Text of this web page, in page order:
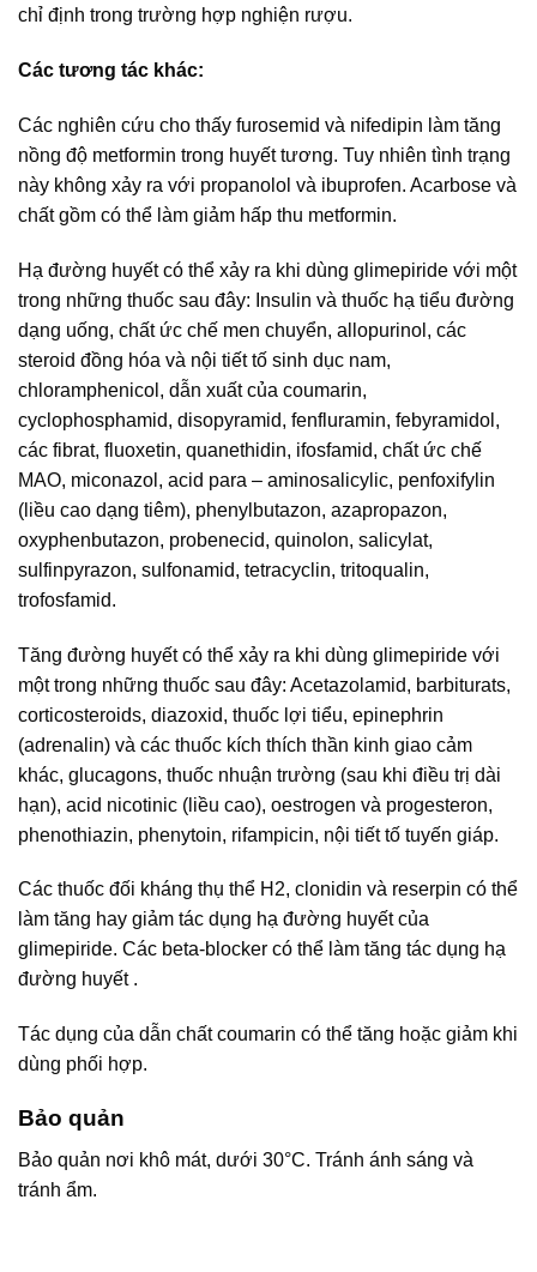
chỉ định trong trường hợp nghiện rượu.
Các tương tác khác:
Các nghiên cứu cho thấy furosemid và nifedipin làm tăng
nồng độ metformin trong huyết tương. Tuy nhiên tình trạng
này không xảy ra với propanolol và ibuprofen. Acarbose và
chất gồm có thể làm giảm hấp thu metformin.
Hạ đường huyết có thể xảy ra khi dùng glimepiride với một
trong những thuốc sau đây: Insulin và thuốc hạ tiểu đường
dạng uống, chất ức chế men chuyển, allopurinol, các
steroid đồng hóa và nội tiết tố sinh dục nam,
chloramphenicol, dẫn xuất của coumarin,
cyclophosphamid, disopyramid, fenfluramin, febyramidol,
các fibrat, fluoxetin, quanethidin, ifosfamid, chất ức chế
MAO, miconazol, acid para – aminosalicylic, penfoxifylin
(liều cao dạng tiêm), phenylbutazon, azapropazon,
oxyphenbutazon, probenecid, quinolon, salicylat,
sulfinpyrazon, sulfonamid, tetracyclin, tritoqualin,
trofosfamid.
Tăng đường huyết có thể xảy ra khi dùng glimepiride với
một trong những thuốc sau đây: Acetazolamid, barbiturats,
corticosteroids, diazoxid, thuốc lợi tiểu, epinephrin
(adrenalin) và các thuốc kích thích thần kinh giao cảm
khác, glucagons, thuốc nhuận trường (sau khi điều trị dài
hạn), acid nicotinic (liều cao), oestrogen và progesteron,
phenothiazin, phenytoin, rifampicin, nội tiết tố tuyến giáp.
Các thuốc đối kháng thụ thể H2, clonidin và reserpin có thể
làm tăng hay giảm tác dụng hạ đường huyết của
glimepiride. Các beta-blocker có thể làm tăng tác dụng hạ
đường huyết .
Tác dụng của dẫn chất coumarin có thể tăng hoặc giảm khi
dùng phối hợp.
Bảo quản
Bảo quản nơi khô mát, dưới 30°C. Tránh ánh sáng và
tránh ẩm.